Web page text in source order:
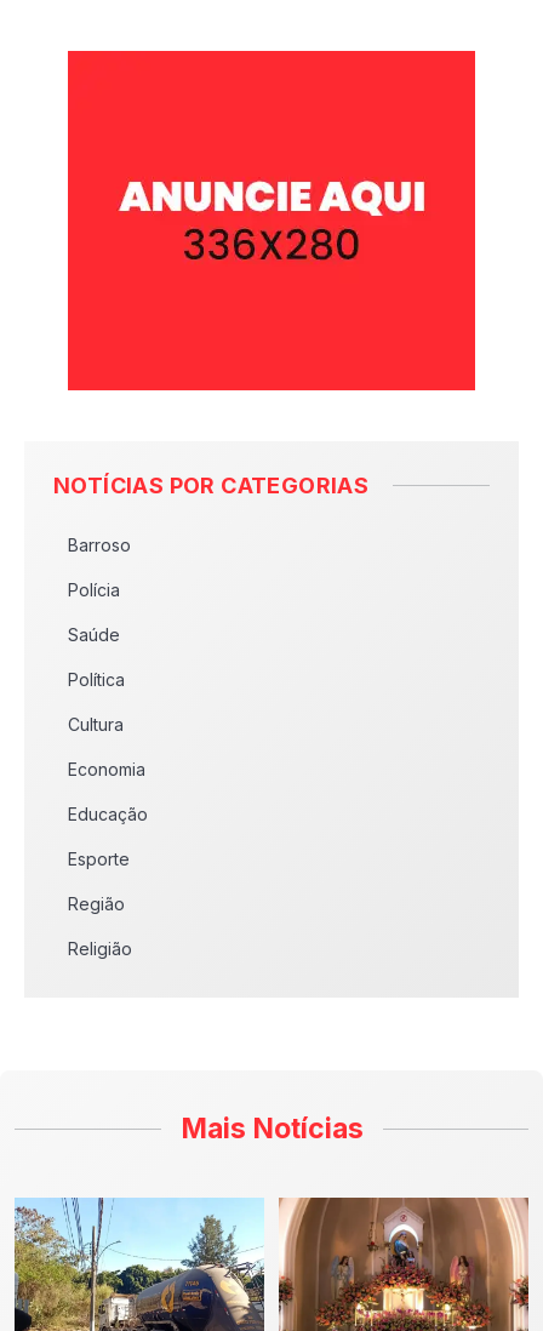
NOTÍCIAS POR CATEGORIAS
Barroso
Polícia
Saúde
Política
Cultura
Economia
Educação
Esporte
Região
Religião
Mais Notícias